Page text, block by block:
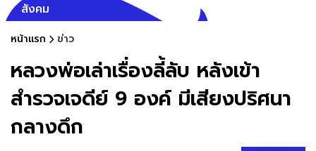
สังคม
หน้าแรก ข่าว
หลวงพ่อเล่าเรื่องลี้ลับ หลังเข้า
สำรวจเจดีย์ 9 องค์ มีเสียงปริศนา
กลางดึก